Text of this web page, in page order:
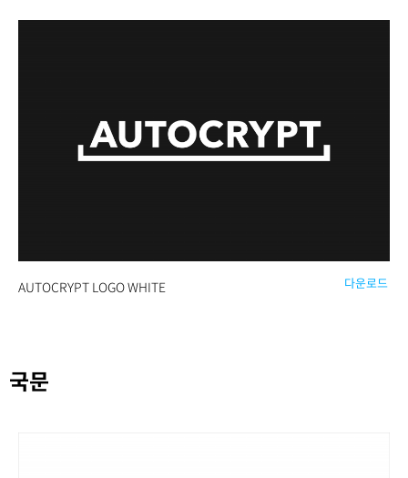
AUTOCRYPT LOGO WHITE 다운로드
국문